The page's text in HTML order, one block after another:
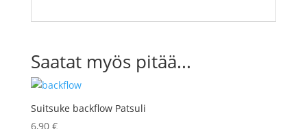
Saatat myös pitää...
Suitsuke backflow Patsuli
6,90 €